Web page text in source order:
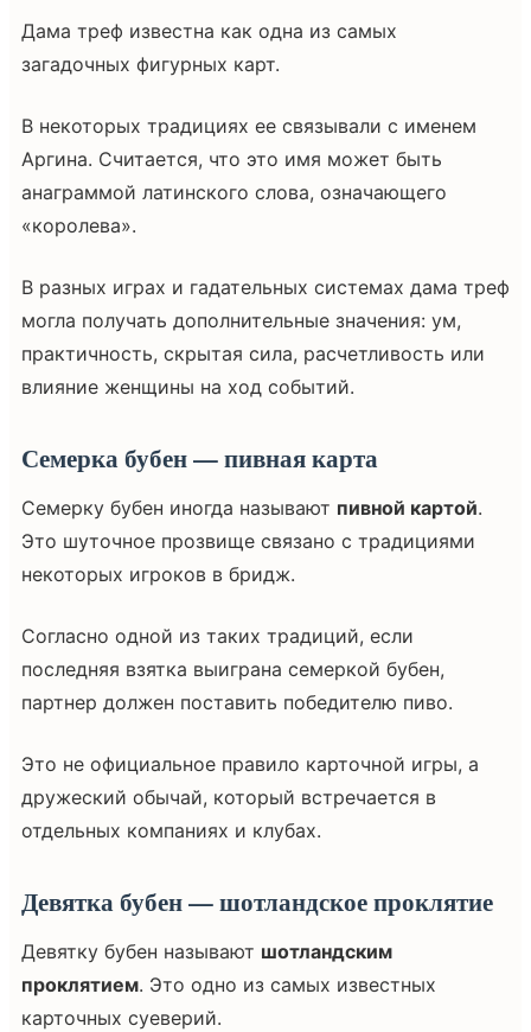
Дама треф известна как одна из самых
загадочных фигурных карт.
В некоторых традициях ее связывали с именем
Аргина. Считается, что это имя может быть
анаграммой латинского слова, означающего
«королева».
В разных играх и гадательных системах дама треф
могла получать дополнительные значения: ум,
практичность, скрытая сила, расчетливость или
влияние женщины на ход событий.
Семерка бубен — пивная карта
Семерку бубен иногда называют пивной картой.
Это шуточное прозвище связано с традициями
некоторых игроков в бридж.
Согласно одной из таких традиций, если
последняя взятка выиграна семеркой бубен,
партнер должен поставить победителю пиво.
Это не официальное правило карточной игры, а
дружеский обычай, который встречается в
отдельных компаниях и клубах.
Девятка бубен — шотландское проклятие
Девятку бубен называют шотландским
проклятием. Это одно из самых известных
карточных суеверий.